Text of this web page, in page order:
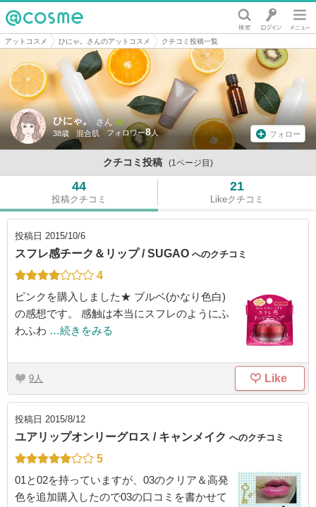
@cosme
アットコスメ ひにゃ。さんのアットコスメ クチコミ投稿一覧
ひにゃ。 さん
38歳 混合肌 8 フォロー
クチコミ投稿 (1ページ目)
44
投稿クチコミ
21
Likeクチコミ
投稿日 2015/10/6
スフレ感チーク＆リップ / SUGAO へのクチコミ
4
ピンクを購入しました★ ブルベ(かなり色白)
の感想です。 感触は本当にスフレのようにふ
わふわ …続きをみる
9 Like
投稿日 2015/8/12
ユアリップオンリーグロス / キャンメイク へのクチコミ
5
01と02を持っていますが、03のクリア＆高発
色を追加購入したので03の口コミを書かせて